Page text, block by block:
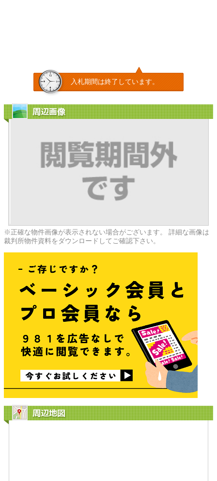
入札期間は終了しています。
周辺画像
※正確な物件画像が表示されない場合がございます。 詳細な画像は
裁判所物件資料をダウンロードしてご確認下さい。
周辺地図